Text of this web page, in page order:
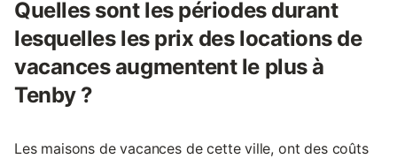
Quelles sont les périodes durant
lesquelles les prix des locations de
vacances augmentent le plus à
Tenby ?
Les maisons de vacances de cette ville, ont des coûts